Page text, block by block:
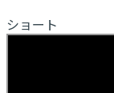
ショート